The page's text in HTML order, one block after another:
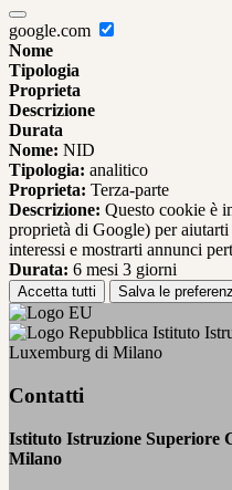
google.com
Nome
Tipologia
Proprieta
Descrizione
Durata
Nome: NID
Tipologia: analitico
Proprieta: Terza-parte
Descrizione: Questo cookie è
proprietà di Google) per
interessi e mostrarti annunci
Durata: 6 mesi 3 giorni
Accetta tutti Salva le
Istituto
Luxemburg di Milano
Contatti
Istituto Istruzione Superiore
Milano